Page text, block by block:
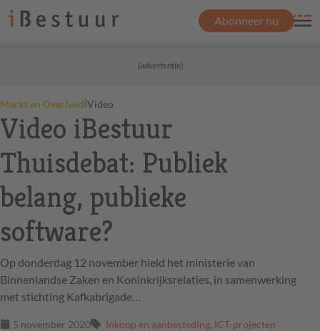
Abonneer nu
(advertentie)
Markt en Overheid|Video
Video iBestuur
Thuisdebat: Publiek
belang, publieke
software?
Op donderdag 12 november hield het ministerie van
Binnenlandse Zaken en Koninkrijksrelaties, in samenwerking
met stichting Kafkabrigade…
5 november 2020 Inkoop en aanbesteding, ICT-projecten